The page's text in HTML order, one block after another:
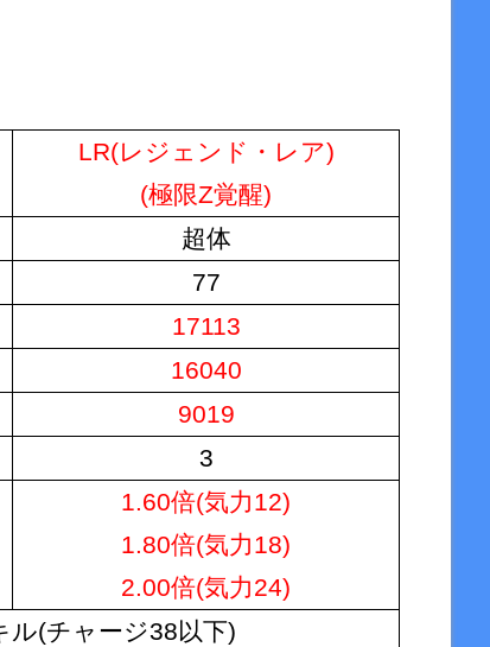
LR(レジェンド・レア)
(極限Z覚醒)
超体
77
17113
16040
9019
3
1.60倍(気力12)
1.80倍(気力18)
2.00倍(気力24)
ル(チャージ38以下)